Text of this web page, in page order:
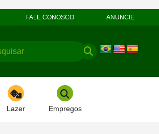
FALE CONOSCO ANUNCIE
Lazer Empregos